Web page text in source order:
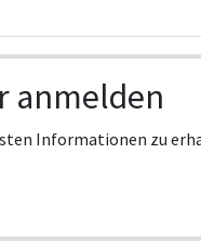
anmelden
Informationen zu